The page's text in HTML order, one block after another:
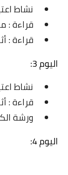
نشاط
قراءة :
قراءة :
اليوم 3:
نشاط
قراءة :
ورشة
اليوم 4: